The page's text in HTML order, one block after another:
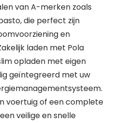
van A-merken zoals
die perfect zijn
en
laden met Pola
opladen met eigen
geïntegreerd met uw
voertuig of een complete
veilige en snelle